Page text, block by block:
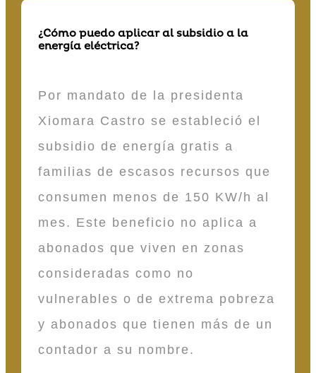
¿Cómo puedo aplicar al subsidio a la
energía eléctrica?
Por mandato de la presidenta
Xiomara Castro se estableció el
subsidio de energía gratis a
familias de escasos recursos que
consumen menos de 150 KW/h al
mes. Este beneficio no aplica a
abonados que viven en zonas
consideradas como no
vulnerables o de extrema pobreza
y abonados que tienen más de un
contador a su nombre.